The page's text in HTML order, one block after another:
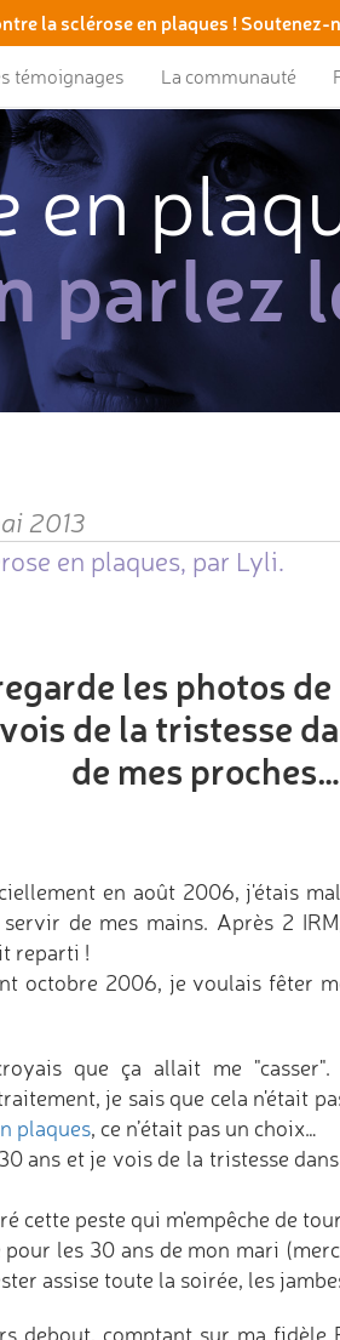
la sclérose en plaques ! Soutenez-
témoignages La communauté
en
parlez
2013
en plaques, par Lyli.
les photos
de la tristesse
de mes
en août 2006, j'étais
de mes mains. Après 2
reparti !
octobre 2006, je voulais fêter
que ça allait me "casser".
je sais que cela n'était
plaques, ce n’était pas un choix…
ans et je vois de la tristesse
cette peste qui m'empêche de
les 30 ans de mon mari
assise toute la soirée, les
debout, comptant sur ma